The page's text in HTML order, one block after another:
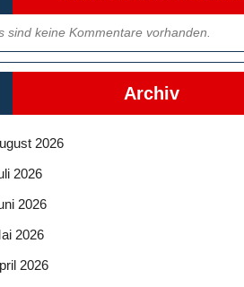
sind keine Kommentare vorhanden.
Archiv
2026
2026
2026
2026
2026